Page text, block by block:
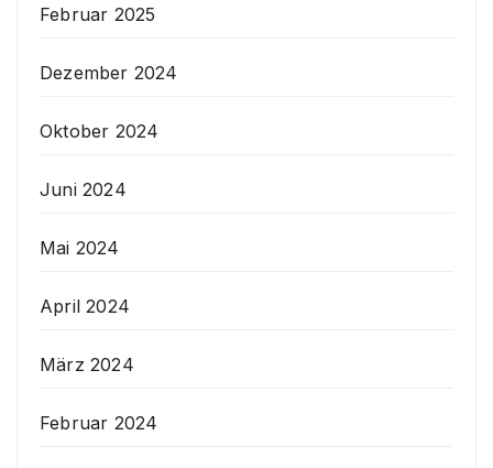
Februar 2025
Dezember 2024
Oktober 2024
Juni 2024
Mai 2024
April 2024
März 2024
Februar 2024